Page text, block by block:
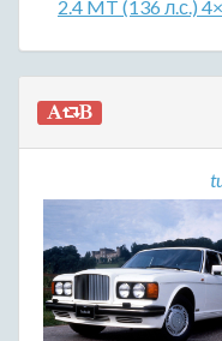
2.4 MT (136 л.с.)